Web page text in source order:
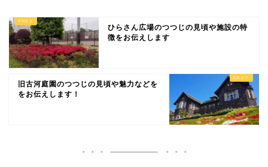
ひらさん広場のつつじの見頃や施設の特
徴をお伝えします
旧古河庭園のつつじの見頃や魅力などを
をお伝えします！